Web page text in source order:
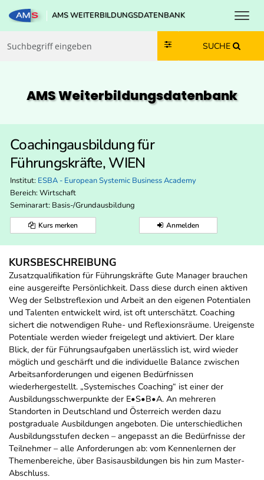
Zum Inhalt springen
Zum Navmenü springen
Zur Suche springen
Zur Footer springen
AMS WEITERBILDUNGSDATENBANK
SUCHE
AMS Weiterbildungs­datenbank
Coachingausbildung für
Führungskräfte, WIEN
Institut: ESBA - European Systemic Business Academy
Bereich: Wirtschaft
Seminarart: Basis-/Grundausbildung
Kurs merken Anmelden
KURSBESCHREIBUNG
Zusatzqualifikation für Führungskräfte Gute Manager brauchen
eine ausgereifte Persönlichkeit. Dass diese durch einen aktiven
Weg der Selbstreflexion und Arbeit an den eigenen Potentialen
und Talenten entwickelt wird, ist oft unterschätzt. Coaching
sichert die notwendigen Ruhe- und Reflexionsräume. Ureigenste
Potentiale werden wieder freigelegt und aktiviert. Der klare
Blick, der für Führungsaufgaben unerlässlich ist, wird wieder
möglich und geschärft und die individuelle Balance zwischen
Arbeitsanforderungen und eigenen Bedürfnissen
wiederhergestellt. „Systemisches Coaching“ ist einer der
Ausbildungsschwerpunkte der E•S•B•A. An mehreren
Standorten in Deutschland und Österreich werden dazu
postgraduale Ausbildungen angeboten. Die unterschiedlichen
Ausbildungsstufen decken – angepasst an die Bedürfnisse der
Teilnehmer – alle Anforderungen ab: vom Kennenlernen der
Themenbereiche, über Basisausbildungen bis hin zum Master-
Abschluss.